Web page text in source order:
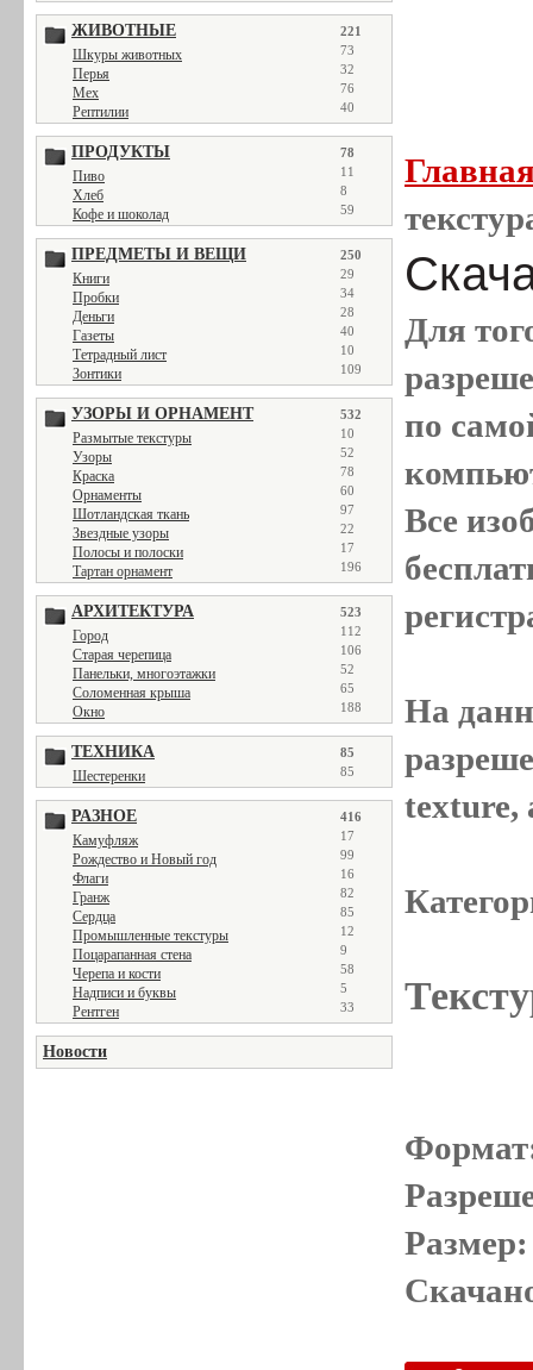
ЖИВОТНЫЕ 221
Шкуры животных 73
Перья 32
Мех 76
Рептилии 40
ПРОДУКТЫ 78
Пиво 11
Хлеб 8
Кофе и шоколад 59
ПРЕДМЕТЫ И ВЕЩИ 250
Книги 29
Пробки 34
Деньги 28
Газеты 40
Тетрадный лист 10
Зонтики 109
УЗОРЫ И ОРНАМЕНТ 532
Размытые текстуры 10
Узоры 52
Краска 78
Орнаменты 60
Шотландская ткань 97
Звездные узоры 22
Полосы и полоски 17
Тартан орнамент 196
АРХИТЕКТУРА 523
Город 112
Старая черепица 106
Панельки, многоэтажки 52
Соломенная крыша 65
Окно 188
ТЕХНИКА 85
Шестеренки 85
РАЗНОЕ 416
Камуфляж 17
Рождество и Новый год 99
Флаги 16
Гранж 82
Сердца 85
Промышленные текстуры 12
Поцарапанная стена 9
Черепа и кости 58
Надписи и буквы 5
Рентген 33
Новости
Для
по
Все
На
texture,